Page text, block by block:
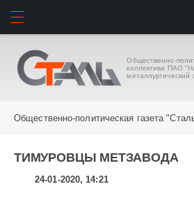
Общественно-
коллектива ПАО
металлургический
Общественно-политическая газета
ТИМУРОВЦЫ МЕТЗАВОДА
24-01-2020, 14:21